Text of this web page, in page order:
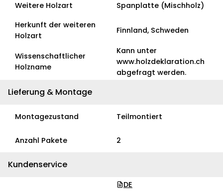
Weitere Holzart
Spanplatte (Mischholz)
Herkunft der weiteren
Holzart
Finnland, Schweden
Wissenschaftlicher
Holzname
Kann unter
www.holzdeklaration.ch
abgefragt werden.
Lieferung & Montage
Montagezustand Teilmontiert
Anzahl Pakete 2
Kundenservice
DE